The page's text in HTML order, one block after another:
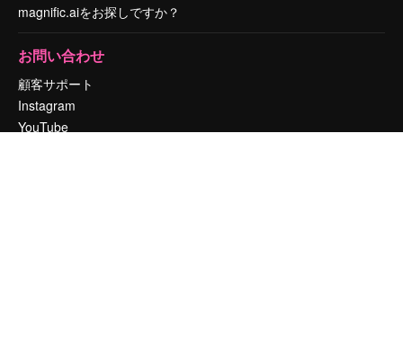
magnific.aiをお探しですか？
お問い合わせ
顧客サポート
Instagram
YouTube